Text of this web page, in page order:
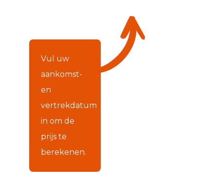
Vul uw
aankomst-
en
vertrekdatum
in om de
prijs te
berekenen.